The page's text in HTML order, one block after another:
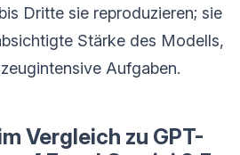
Dritte sie reproduzieren; sie
Stärke des Modells,
Aufgaben.
Vergleich zu GPT-